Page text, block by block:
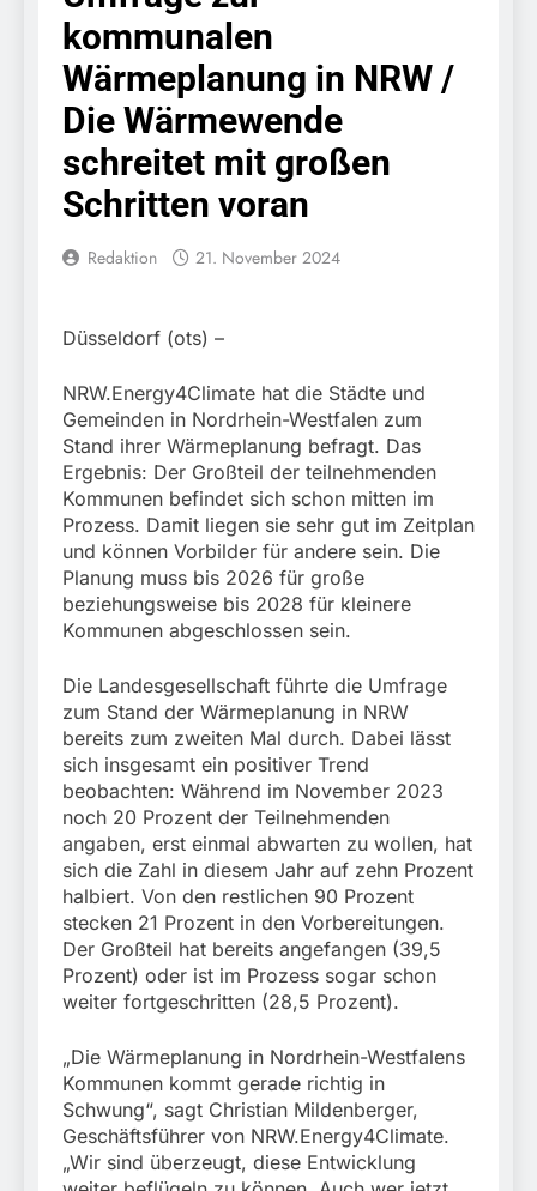
Knopfdruck / Schnelle
Festnahme nach
sexueller Belästigung
Bundespolizeidirektion
München: Bundespolizei
kontrolliert
grenzüberschreitenden
Verkehr / Waffenfund im
Fahrzeug
7. August 2026
Bundespolizeidirektion
München: Schneller
festgenommen als die
Reise nach Ungarn
beendet / Bundespolizei
Ungarn mit
6. August 2026
Bundespolizeidirektion
München: Ausgesetzte
Katze am Bahnhof
Bamberg aufgefunden –
6. August 2026
Euro Sozialleistungen
Finanzkontrolle
Schwarzarbeit führen zu
rechtskräftiger
Verurteilung wegen
Betrugs
München: Europaweit
gesuchtes Mitglied einer
kriminellen Vereinigung
geht ins Netz –
Bundespolizei vollstreckt
europäischen
Auslieferungshaftbefehl
6. August 2026
Bundespolizeidirektion
München: Update zu den
Einsatzmaßnahmen der
Bundespolizei in
Saarbrücken
5. August 2026
Bundespolizeidirektion
München:
Beinahekollision an
Bahnübergang in Aubing
/ Bundespolizei ermittelt
wegen gefährlichen
Bahnverkehr
5. August 2026
kommunalen
Wärmeplanung in NRW /
Die Wärmewende
schreitet mit großen
Schritten voran
Redaktion 21. November 2024
Düsseldorf (ots) –
NRW.Energy4Climate hat die Städte und
Gemeinden in Nordrhein-Westfalen zum
Stand ihrer Wärmeplanung befragt. Das
Ergebnis: Der Großteil der teilnehmenden
Kommunen befindet sich schon mitten im
Prozess. Damit liegen sie sehr gut im Zeitplan
und können Vorbilder für andere sein. Die
Planung muss bis 2026 für große
beziehungsweise bis 2028 für kleinere
Kommunen abgeschlossen sein.
Die Landesgesellschaft führte die Umfrage
zum Stand der Wärmeplanung in NRW
bereits zum zweiten Mal durch. Dabei lässt
sich insgesamt ein positiver Trend
beobachten: Während im November 2023
noch 20 Prozent der Teilnehmenden
angaben, erst einmal abwarten zu wollen, hat
sich die Zahl in diesem Jahr auf zehn Prozent
halbiert. Von den restlichen 90 Prozent
stecken 21 Prozent in den Vorbereitungen.
Der Großteil hat bereits angefangen (39,5
Prozent) oder ist im Prozess sogar schon
weiter fortgeschritten (28,5 Prozent).
„Die Wärmeplanung in Nordrhein-Westfalens
Kommunen kommt gerade richtig in
Schwung“, sagt Christian Mildenberger,
Geschäftsführer von NRW.Energy4Climate.
„Wir sind überzeugt, diese Entwicklung